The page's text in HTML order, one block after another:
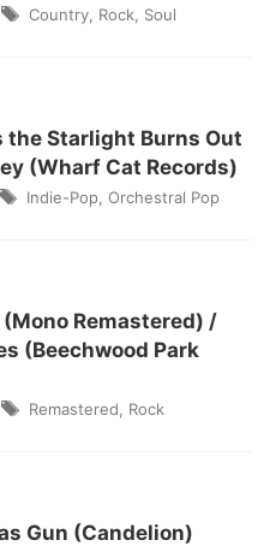
Country Rock Soul
the Starlight Burns Out
(Wharf Cat Records)
Indie-Pop Orchestral Pop
(Mono Remastered) /
(Beechwood Park
Remastered Rock
Gun (Candelion)